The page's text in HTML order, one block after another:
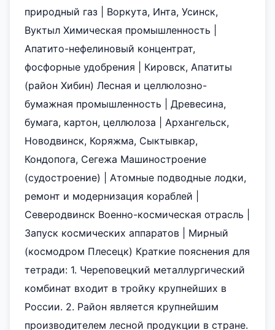
природный газ | Воркута, Инта, Усинск,
Вуктыл Химическая промышленность |
Апатито-нефелиновый концентрат,
фосфорные удобрения | Кировск, Апатиты
(район Хибин) Лесная и целлюлозно-
бумажная промышленность | Древесина,
бумага, картон, целлюлоза | Архангельск,
Новодвинск, Коряжма, Сыктывкар,
Кондопога, Сегежа Машиностроение
(судостроение) | Атомные подводные лодки,
ремонт и модернизация кораблей |
Северодвинск Военно-космическая отрасль |
Запуск космических аппаратов | Мирный
(космодром Плесецк) Краткие пояснения для
тетради: 1. Череповецкий металлургический
комбинат входит в тройку крупнейших в
России. 2. Район является крупнейшим
производителем лесной продукции в стране.